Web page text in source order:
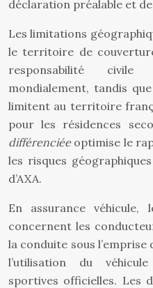
déclaration préalable et
Les limitations
le territoire de
responsabilité
mondialement, tandis
limitent au territoire
pour les résidences
différenciéeoptimise le
les risques
d’AXA.
En assurance véhicule,
concernent les
la conduite sous l’emprise
l’utilisation du
sportives officielles. Les